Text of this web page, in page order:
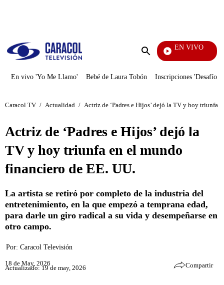
Enviar
EN VIVO
Yo Me Llamo
En vivo 'Yo Me Llamo' Bebé de Laura Tobón Inscripciones 'Desafío'
Caracol TV / Actualidad / Actriz de ‘Padres e Hijos’ dejó la TV y hoy triunfa
Actriz de ‘Padres e Hijos’ dejó la
TV y hoy triunfa en el mundo
financiero de EE. UU.
La artista se retiró por completo de la industria del
entretenimiento, en la que empezó a temprana edad,
para darle un giro radical a su vida y desempeñarse en
otro campo.
Por: Caracol Televisión
18 de May, 2026
Actualizado: 19 de may, 2026 Compartir